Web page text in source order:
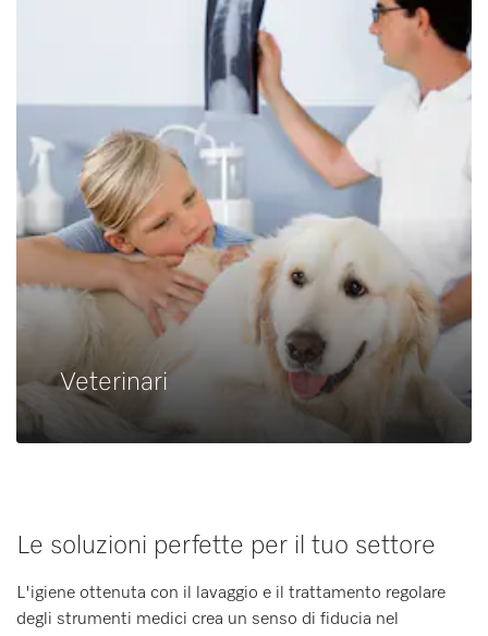
Veterinari
Le soluzioni perfette per il tuo settore
L'igiene ottenuta con il lavaggio e il trattamento regolare
degli strumenti medici crea un senso di fiducia nel